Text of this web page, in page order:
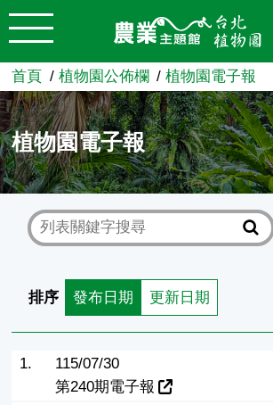
跳到主要內容
農業知識入口網
首頁 植物園公佈欄 植物園電子報
植物園電子報
排序 發布日期 更新日期
1.
115/07/30
第240期電子報